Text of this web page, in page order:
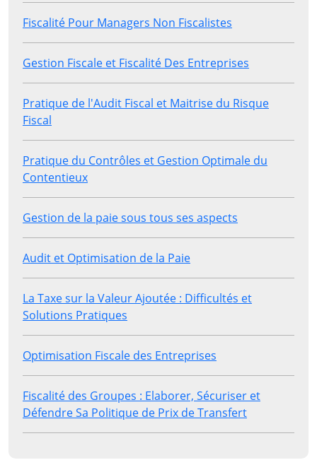
Fiscalité Pour Managers Non Fiscalistes
Gestion Fiscale et Fiscalité Des Entreprises
Pratique de l'Audit Fiscal et Maitrise du Risque
Fiscal
Pratique du Contrôles et Gestion Optimale du
Contentieux
Gestion de la paie sous tous ses aspects
Audit et Optimisation de la Paie
La Taxe sur la Valeur Ajoutée : Difficultés et
Solutions Pratiques
Optimisation Fiscale des Entreprises
Fiscalité des Groupes : Elaborer, Sécuriser et
Défendre Sa Politique de Prix de Transfert